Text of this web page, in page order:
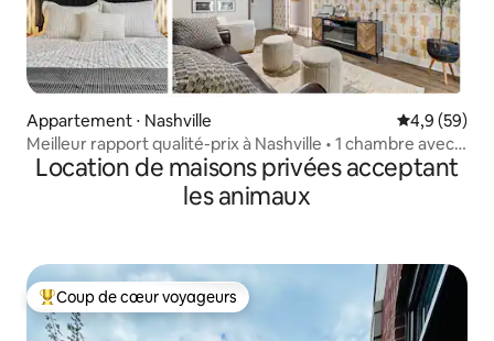
Appartement ⋅ Nashville Évaluation
4,9 (59)
Meilleur rapport qualité-prix à Nashville • 1 chambre avec
piscine et parking
Location de maisons privées acceptant
les animaux
Coups de cœur voyageurs les plus appréciés
Coup de cœur voyageurs